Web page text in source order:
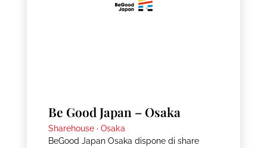
Be Good Japan – Osaka
Sharehouse · Osaka
BeGood Japan Osaka dispone di share